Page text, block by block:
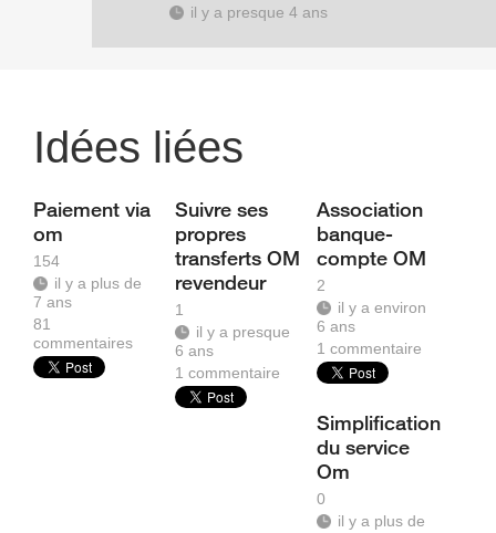
il y a presque 4 ans
Idées liées
Paiement via
om
154
il y a plus de
7 ans
81
commentaires
Suivre ses
propres
transferts OM
revendeur
1
il y a presque
6 ans
1commentaire
Association
banque-
compte OM
2
il y a environ
6 ans
1commentaire
Simplification
du service
Om
0
il y a plus de